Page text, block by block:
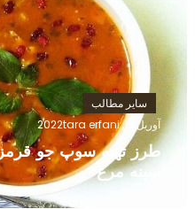
سایر مطالب
آوریل 13, 2022
tara erfani
طرز تهیه سوپ جو قرمز
سینه مرغ